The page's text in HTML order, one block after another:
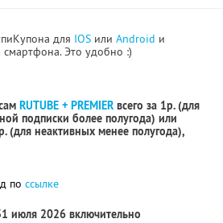
для IOS или Android и
смартфона. Это удобно :)
RUTUBE + PREMIER всего за 1р. (для
подписки более полугода) или
(для неактивных менее полугода),
по ссылке
июля 2026 включительно